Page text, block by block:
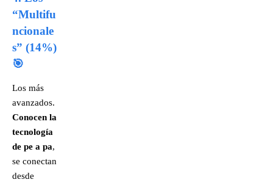
“Multifu
ncionale
s” (14%)
🎯
Los más
avanzados.
Conocen la
tecnología
de pe a pa,
se conectan
desde